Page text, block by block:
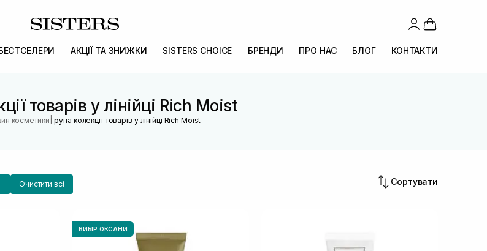
АКЦІЇ ТА ЗНИЖКИ SISTERS CHOICE БРЕНДИ ПРО НАС БЛОГ КОНТАКТИ
товарів у лінійці Rich Moist
косметики |Група колекції товарів у лінійці Rich Moist
Очистити всі Сортувати
ВИБІР ОКСАНИ